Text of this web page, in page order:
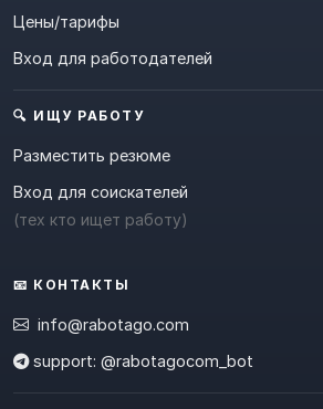
Цены/тарифы
Вход для работодателей
🔍 ИЩУ РАБОТУ
Разместить резюме
Вход для соискателей
(тех кто ищет работу)
📧 КОНТАКТЫ
info@rabotago.com
support: @rabotagocom_bot